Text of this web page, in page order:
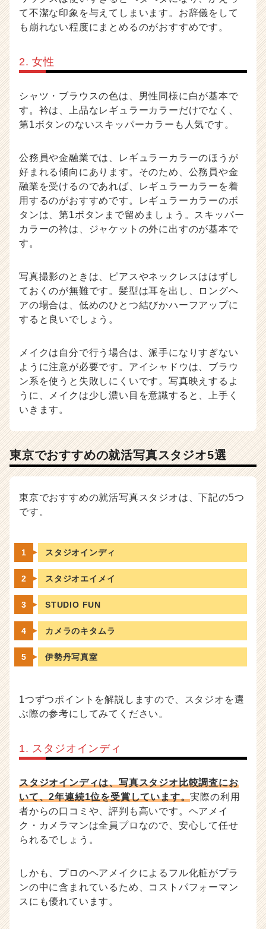
て不潔な印象を与えてしまいます。お辞儀をして
も崩れない程度にまとめるのがおすすめです。
2. 女性
シャツ・ブラウスの色は、男性同様に白が基本で
す。衿は、上品なレギュラーカラーだけでなく、
第1ボタンのないスキッパーカラーも人気です。
公務員や金融業では、レギュラーカラーのほうが
好まれる傾向にあります。そのため、公務員や金
融業を受けるのであれば、レギュラーカラーを着
用するのがおすすめです。レギュラーカラーのボ
タンは、第1ボタンまで留めましょう。スキッパー
カラーの衿は、ジャケットの外に出すのが基本で
す。
写真撮影のときは、ピアスやネックレスははずし
ておくのが無難です。髪型は耳を出し、ロングヘ
アの場合は、低めのひとつ結びかハーフアップに
すると良いでしょう。
メイクは自分で行う場合は、派手になりすぎない
ように注意が必要です。アイシャドウは、ブラウ
ン系を使うと失敗しにくいです。写真映えするよ
うに、メイクは少し濃い目を意識すると、上手く
いきます。
東京でおすすめの就活写真スタジオ5選
東京でおすすめの就活写真スタジオは、下記の5つ
です。
スタジオインディ
スタジオエイメイ
STUDIO FUN
カメラのキタムラ
伊勢丹写真室
1つずつポイントを解説しますので、スタジオを選
ぶ際の参考にしてみてください。
1. スタジオインディ
スタジオインディは、写真スタジオ比較調査にお
いて、2年連続1位を受賞しています。実際の利用
者からの口コミや、評判も高いです。ヘアメイ
ク・カメラマンは全員プロなので、安心して任せ
られるでしょう。
しかも、プロのヘアメイクによるフル化粧がプラ
ンの中に含まれているため、コストパフォーマン
スにも優れています。